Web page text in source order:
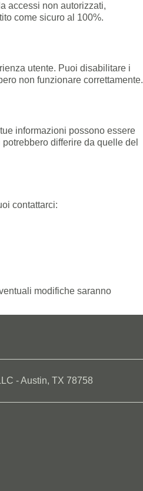
accessi non autorizzati,
come sicuro al 100%.
utente. Puoi disabilitare i
non funzionare correttamente.
informazioni possono essere
differire da quelle del
contattarci:
modifiche saranno
- Austin, TX 78758